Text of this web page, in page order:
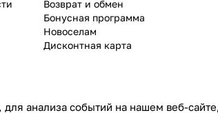
Возврат и обмен
Бонусная программа
Новоселам
Дисконтная карта
анализа событий на нашем веб-